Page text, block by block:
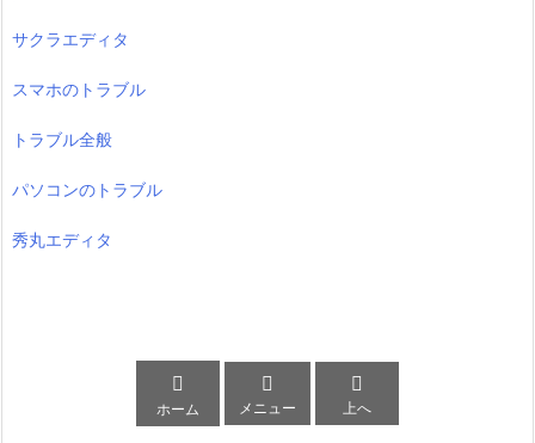
サクラエディタ
スマホのトラブル
トラブル全般
パソコンのトラブル
秀丸エディタ

ホーム

メニュー

上へ